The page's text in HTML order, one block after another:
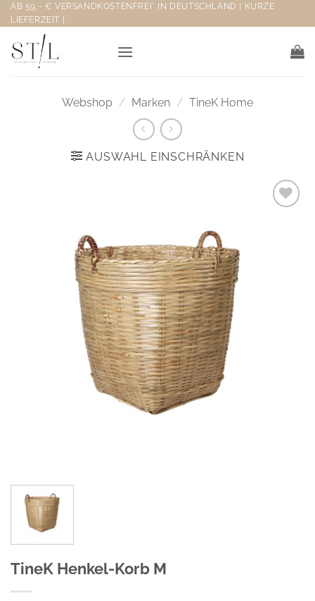
Zum
Inhalt
springen
AB 59,- € VERSANDKOSTENFREI* IN DEUTSCHLAND | KURZE
LIEFERZEIT |
Webshop / Marken / TineK Home
AUSWAHL EINSCHRÄNKEN
TineK Henkel-Korb M